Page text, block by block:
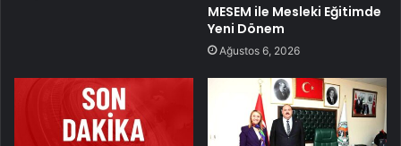
MESEM ile Mesleki Eğitimde
Yeni Dönem
Ağustos 6, 2026